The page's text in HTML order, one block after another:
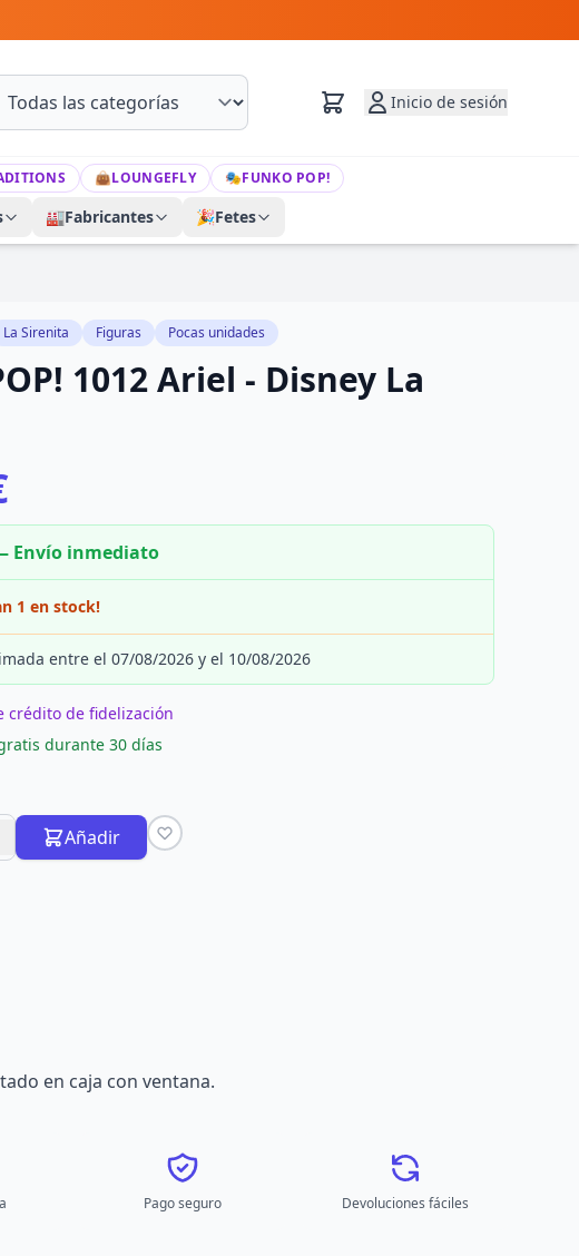
Inicio de sesión
👜LOUNGEFLY 🎭FUNKO POP!
🏭Fabricantes 🎉Fetes
La Sirenita Figuras Pocas unidades
1012 Ariel - Disney La
Envío inmediato
1 en stock!
entre el 07/08/2026 y el 10/08/2026
crédito de fidelización
durante 30 días
Añadir
en caja con ventana.
Pago seguro Devoluciones fáciles